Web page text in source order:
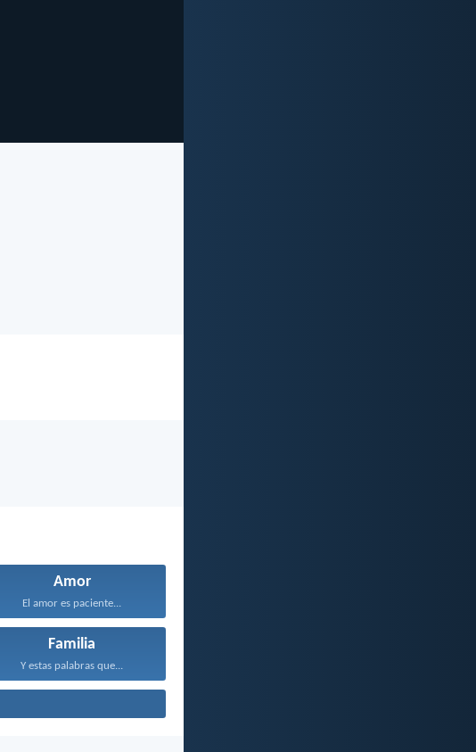
Amor
El amor es paciente...
Familia
Y estas palabras que...